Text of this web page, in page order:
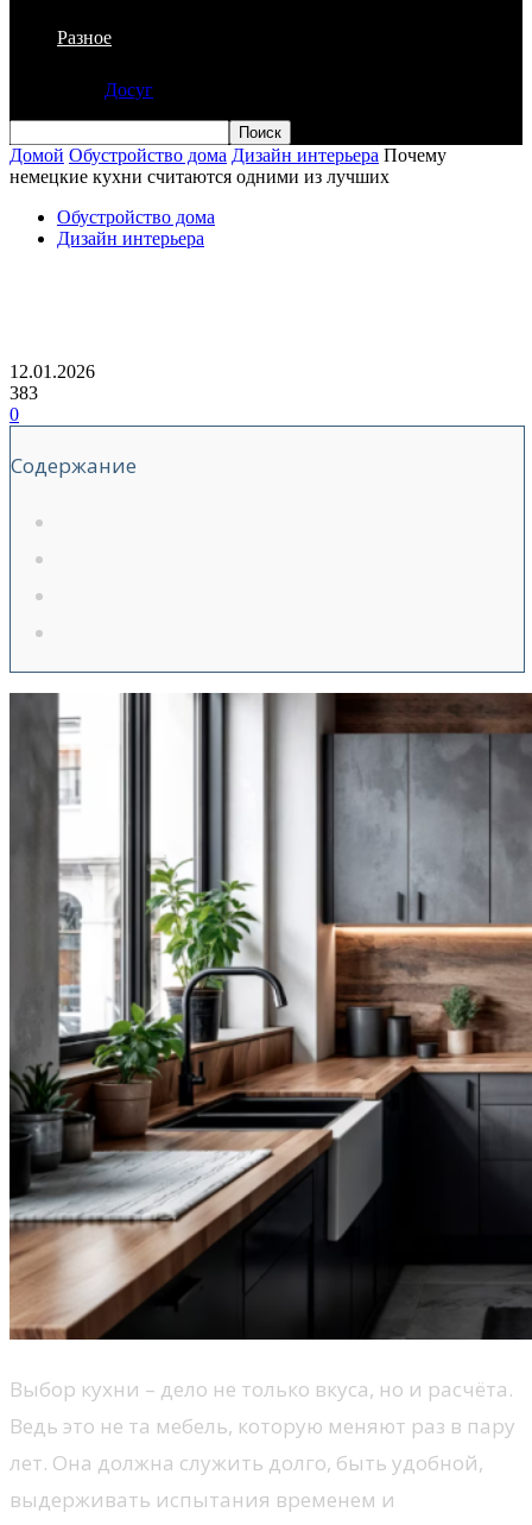
Разное
Досуг
Домой Обустройство дома Дизайн интерьера Почему
немецкие кухни считаются одними из лучших
Обустройство дома
Дизайн интерьера
12.01.2026
383
0
Содержание
Выбор кухни – дело не только вкуса, но и расчёта.
Ведь это не та мебель, которую меняют раз в пару
лет. Она должна служить долго, быть удобной,
выдерживать испытания временем и